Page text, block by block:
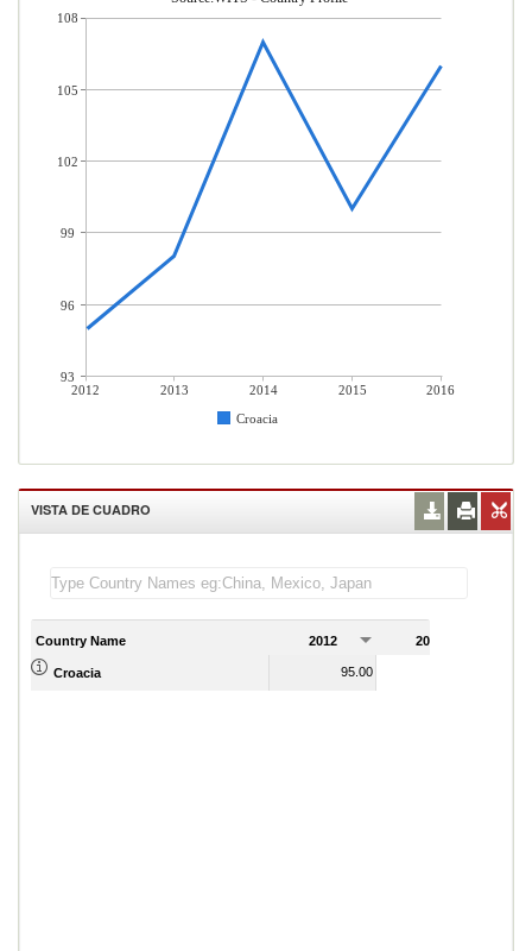
2012 2013 2014 2015
2016
Croacia
108
105
102
99
96
93
VISTA DE CUADRO
Country Name 2012 2013
Croacia 95.00